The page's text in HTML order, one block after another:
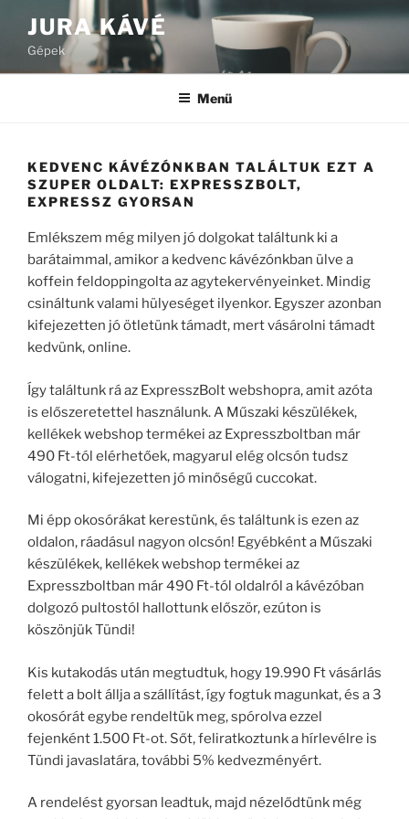
Tartalomhoz
JURA KÁVÉ
Gépek
Menü
KEDVENC KÁVÉZÓNKBAN TALÁLTUK EZT A
SZUPER OLDALT: EXPRESSZBOLT,
EXPRESSZ GYORSAN
Emlékszem még milyen jó dolgokat találtunk ki a
barátaimmal, amikor a kedvenc kávézónkban ülve a
koffein feldoppingolta az agytekervényeinket. Mindig
csináltunk valami hülyeséget ilyenkor. Egyszer azonban
kifejezetten jó ötletünk támadt, mert vásárolni támadt
kedvünk, online.
Így találtunk rá az ExpresszBolt webshopra, amit azóta
is előszeretettel használunk. A Műszaki készülékek,
kellékek webshop termékei az Expresszboltban már
490 Ft-tól elérhetőek, magyarul elég olcsón tudsz
válogatni, kifejezetten jó minőségű cuccokat.
Mi épp okosórákat kerestünk, és találtunk is ezen az
oldalon, ráadásul nagyon olcsón! Egyébként a Műszaki
készülékek, kellékek webshop termékei az
Expresszboltban már 490 Ft-tól oldalról a kávézóban
dolgozó pultostól hallottunk először, ezúton is
köszönjük Tündi!
Kis kutakodás után megtudtuk, hogy 19.990 Ft vásárlás
felett a bolt állja a szállítást, így fogtuk magunkat, és a 3
okosórát egybe rendeltük meg, spórolva ezzel
fejenként 1.500 Ft-ot. Sőt, feliratkoztunk a hírlevélre is
Tündi javaslatára, további 5% kedvezményért.
A rendelést gyorsan leadtuk, majd nézelődtünk még